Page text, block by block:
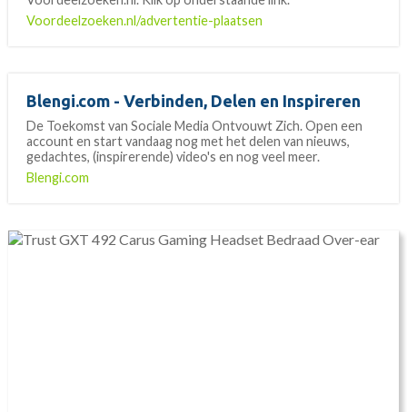
Voordeelzoeken.nl/advertentie-plaatsen
Blengi.com - Verbinden, Delen en Inspireren
De Toekomst van Sociale Media Ontvouwt Zich. Open een
account en start vandaag nog met het delen van nieuws,
gedachtes, (inspirerende) video's en nog veel meer.
Blengi.com